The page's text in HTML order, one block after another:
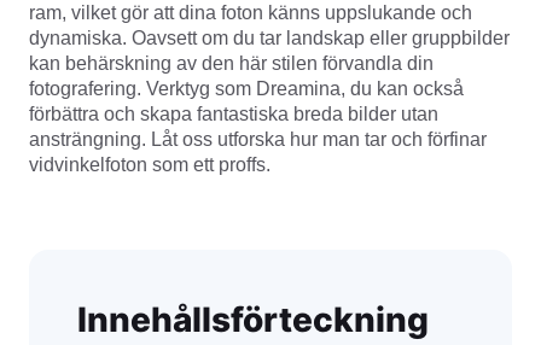
ram, vilket gör att dina foton känns uppslukande och
dynamiska. Oavsett om du tar landskap eller gruppbilder
kan behärskning av den här stilen förvandla din
fotografering. Verktyg som Dreamina, du kan också
förbättra och skapa fantastiska breda bilder utan
ansträngning. Låt oss utforska hur man tar och förfinar
vidvinkelfoton som ett proffs.
Innehållsförteckning